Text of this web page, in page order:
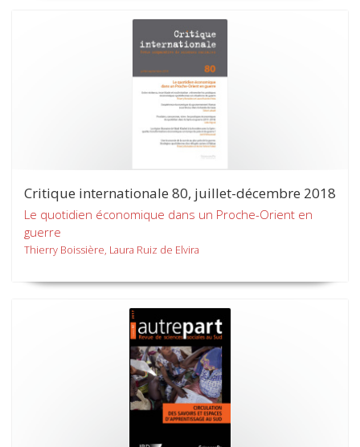
Critique internationale 80, juillet-décembre 2018
Le quotidien économique dans un Proche-Orient en
guerre
Thierry Boissière, Laura Ruiz de Elvira